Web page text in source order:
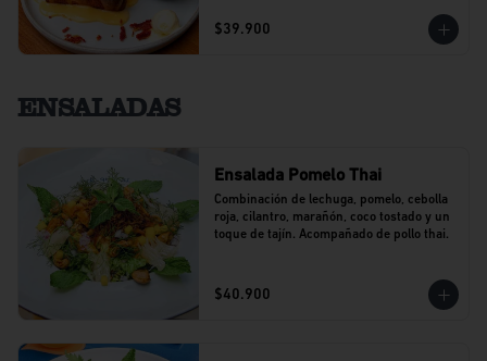
$39.900
ENSALADAS
Ensalada Pomelo Thai
Combinación de lechuga, pomelo, cebolla
roja, cilantro, marañón, coco tostado y un
toque de tajín. Acompañado de pollo thai.
$40.900